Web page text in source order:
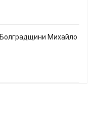
Болградщини Михайло